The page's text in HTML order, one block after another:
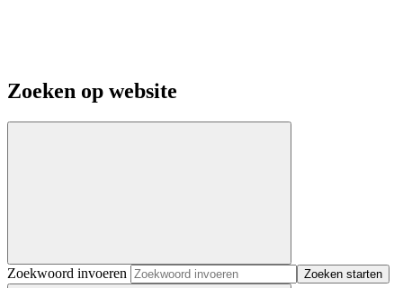
Zoeken op website
Zoekwoord invoeren Zoeken starten